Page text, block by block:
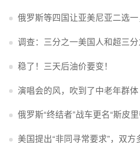
俄罗斯等四国让亚美尼亚二选一，怎
调查：三分之一美国人和超三分之一加拿大人感
稳了！三天后油价要变！
演唱会的风，吹到了中老年群体
俄罗斯“终结者”战车更名“斯皮里顿”：寓意强大可靠，
美国提出“非同寻常要求”，双方多个领域分歧依旧，印美贸易谈判进